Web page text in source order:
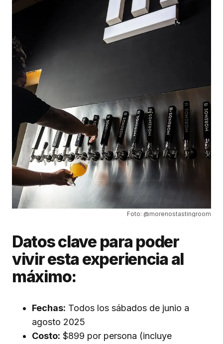
Foto: @morenostastingroom
Datos clave para poder
vivir esta experiencia al
máximo:
Fechas: Todos los sábados de junio a
agosto 2025
Costo: $899 por persona (incluye